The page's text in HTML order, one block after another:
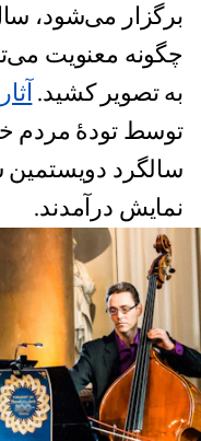
چگونه معنویت
به تصویر کشید.
توسط تودۀ مردم
سالگرد دویستمین
نمایش درآمدند.